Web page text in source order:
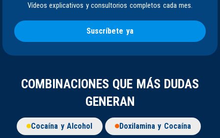
Vídeos explicativos y consultorios completos cada mes.
Suscríbete ya
COMBINACIONES QUE MÁS DUDAS
GENERAN
Cocaína y Alcohol Doxilamina y Cocaína